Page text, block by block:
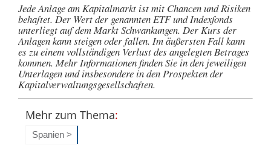
Jede Anlage am Kapitalmarkt ist mit Chancen und Risiken
behaftet. Der Wert der genannten ETF und Indexfonds
unterliegt auf dem Markt Schwankungen. Der Kurs der
Anlagen kann steigen oder fallen. Im äußersten Fall kann
es zu einem vollständigen Verlust des angelegten Betrages
kommen. Mehr Informationen finden Sie in den jeweiligen
Unterlagen und insbesondere in den Prospekten der
Kapitalverwaltungsgesellschaften.
Mehr zum Thema:
Spanien >